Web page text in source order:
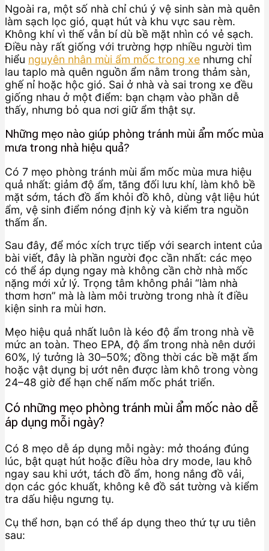
Ngoài ra, một số nhà chỉ chú ý vệ sinh sàn mà quên
làm sạch lọc gió, quạt hút và khu vực sau rèm.
Không khí vì thế vẫn bí dù bề mặt nhìn có vẻ sạch.
Điều này rất giống với trường hợp nhiều người tìm
hiểu nguyên nhân mùi ẩm mốc trong xe nhưng chỉ
lau taplo mà quên nguồn ẩm nằm trong thảm sàn,
ghế nỉ hoặc hộc gió. Sai ở nhà và sai trong xe đều
giống nhau ở một điểm: bạn chạm vào phần dễ
thấy, nhưng bỏ qua nơi giữ ẩm thật sự.
Những mẹo nào giúp phòng tránh mùi ẩm mốc mùa
mưa trong nhà hiệu quả?
Có 7 mẹo phòng tránh mùi ẩm mốc mùa mưa hiệu
quả nhất: giảm độ ẩm, tăng đối lưu khí, làm khô bề
mặt sớm, tách đồ ẩm khỏi đồ khô, dùng vật liệu hút
ẩm, vệ sinh điểm nóng định kỳ và kiểm tra nguồn
thấm ẩn.
Sau đây, để móc xích trực tiếp với search intent của
bài viết, đây là phần người đọc cần nhất: các mẹo
có thể áp dụng ngay mà không cần chờ nhà mốc
nặng mới xử lý. Trọng tâm không phải “làm nhà
thơm hơn” mà là làm môi trường trong nhà ít điều
kiện sinh ra mùi hơn.
Mẹo hiệu quả nhất luôn là kéo độ ẩm trong nhà về
mức an toàn. Theo EPA, độ ẩm trong nhà nên dưới
60%, lý tưởng là 30–50%; đồng thời các bề mặt ẩm
hoặc vật dụng bị ướt nên được làm khô trong vòng
24–48 giờ để hạn chế nấm mốc phát triển.
Có những mẹo phòng tránh mùi ẩm mốc nào dễ
áp dụng mỗi ngày?
Có 8 mẹo dễ áp dụng mỗi ngày: mở thoáng đúng
lúc, bật quạt hút hoặc điều hòa dry mode, lau khô
ngay sau khi ướt, tách đồ ẩm, hong nắng đồ vải,
dọn các góc khuất, không kê đồ sát tường và kiểm
tra dấu hiệu ngưng tụ.
Cụ thể hơn, bạn có thể áp dụng theo thứ tự ưu tiên
sau: